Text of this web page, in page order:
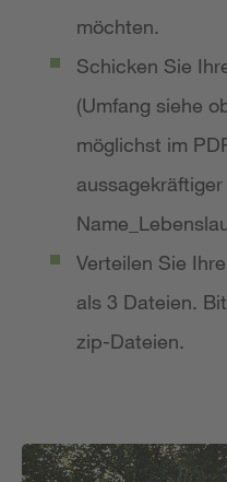
möchten.
Schicken Sie
(Umfang siehe
möglichst im
Verteilen Sie
als 3 Dateien.
zip-Dateien.